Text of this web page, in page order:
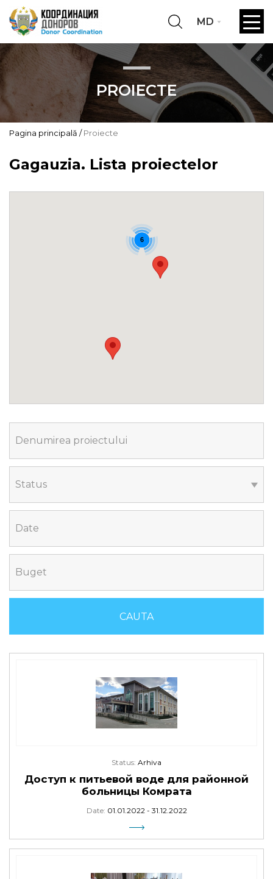
MD
PROIECTE
Pagina principală Proiecte
Gagauzia. Lista proiectelor
6
Denumirea proiectului
Status
Date
Buget
Status: Arhiva
Доступ к питьевой воде для районной
больницы Комрата
Date: 01.01.2022 - 31.12.2022